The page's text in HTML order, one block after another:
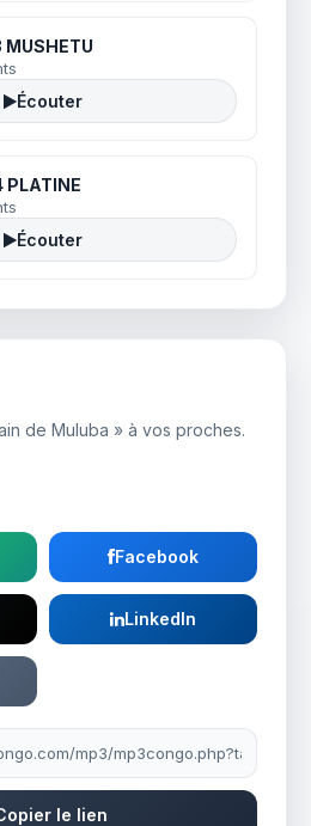
Écouter
PLATINE
Écouter
de Muluba » à vos proches.
Facebook
LinkedIn
le lien